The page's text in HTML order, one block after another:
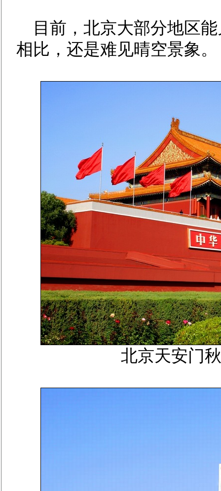
目前，北京大部分地区能
相比，还是难见晴空景象。
北京天安门